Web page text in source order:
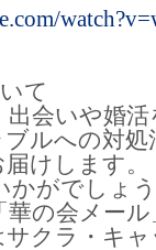
て
会いや婚
ルへの対
けします
かがでしょ
の会メー
クラ・キ